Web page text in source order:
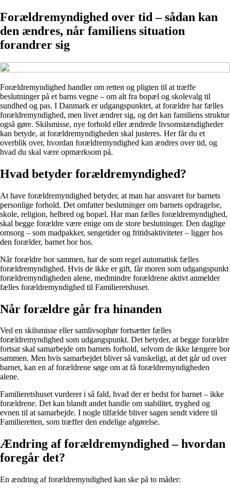
Forældremyndighed over tid – sådan kan
den ændres, når familiens situation
forandrer sig
Forældremyndighed handler om retten og pligten til at træffe
beslutninger på et barns vegne – om alt fra bopæl og skolevalg til
sundhed og pas. I Danmark er udgangspunktet, at forældre har fælles
forældremyndighed, men livet ændrer sig, og det kan familiens struktur
også gøre. Skilsmisse, nye forhold eller ændrede livsomstændigheder
kan betyde, at forældremyndigheden skal justeres. Her får du et
overblik over, hvordan forældremyndighed kan ændres over tid, og
hvad du skal være opmærksom på.
Hvad betyder forældremyndighed?
At have forældremyndighed betyder, at man har ansvaret for barnets
personlige forhold. Det omfatter beslutninger om barnets opdragelse,
skole, religion, helbred og bopæl. Har man fælles forældremyndighed,
skal begge forældre være enige om de store beslutninger. Den daglige
omsorg – som madpakker, sengetider og fritidsaktiviteter – ligger hos
den forælder, barnet bor hos.
Når forældre bor sammen, har de som regel automatisk fælles
forældremyndighed. Hvis de ikke er gift, får moren som udgangspunkt
forældremyndigheden alene, medmindre forældrene aktivt anmelder
fælles forældremyndighed til Familieretshuset.
Når forældre går fra hinanden
Ved en skilsmisse eller samlivsophør fortsætter fælles
forældremyndighed som udgangspunkt. Det betyder, at begge forældre
fortsat skal samarbejde om barnets forhold, selvom de ikke længere bor
sammen. Men hvis samarbejdet bliver så vanskeligt, at det går ud over
barnet, kan en af forældrene søge om at få forældremyndigheden
alene.
Familieretshuset vurderer i så fald, hvad der er bedst for barnet – ikke
forældrene. Det kan blandt andet handle om stabilitet, tryghed og
evnen til at samarbejde. I nogle tilfælde bliver sagen sendt videre til
Familieretten, som træffer den endelige afgørelse.
Ændring af forældremyndighed – hvordan
foregår det?
En ændring af forældremyndighed kan ske på to måder: